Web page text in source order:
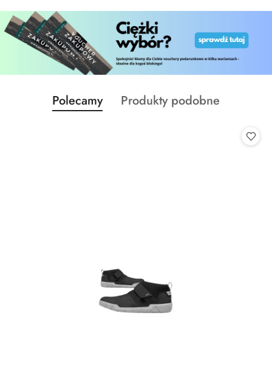
Pomiń karuzelę produktów
Produkty
o
Polecamy
Produkty
Produkty podobne